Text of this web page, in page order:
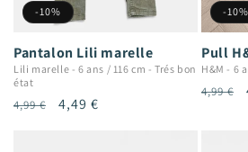
-10%
Pantalon Lili marelle
Lili marelle -6 ans / 116 cm -Trés bon
état
Prix
4,99 €
Prix
4,49 €
-10%
Pull
H&M - 6
Prix
4,99 €